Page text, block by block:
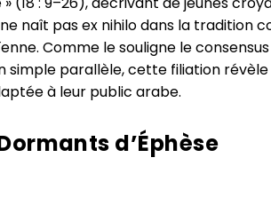
pas ex nihilo dans la tradition
Comme le souligne le
simple parallèle, cette filiation
à leur public arabe.
d’Éphèse